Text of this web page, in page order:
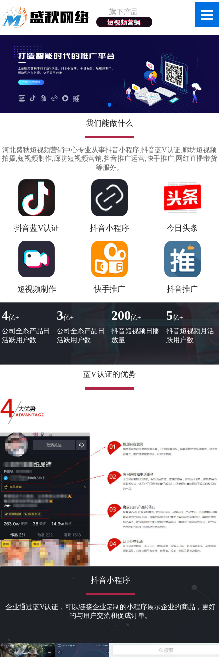
我们能做什么
河北盛秋短视频营销中心专业从事抖音小程序,抖音蓝V认证,廊坊短视频
拍摄,短视频制作,廊坊短视频营销,抖音推广运营,快手推广,网红直播带货
等服务。
抖音蓝V认证 抖音小程序 今日头条
短视频制作 快手推广 抖音推广
4亿+
公司全系产品日
活跃用户数
3亿+
公司全系产品日
活跃用户数
200亿+
抖音短视频日播
放量
5亿+
抖音短视频月活
跃用户数
蓝V认证的优势
抖音小程序
企业通过蓝V认证，可以链接企业定制的小程序展示企业的商品，更好
的与用户交流和促成订单。